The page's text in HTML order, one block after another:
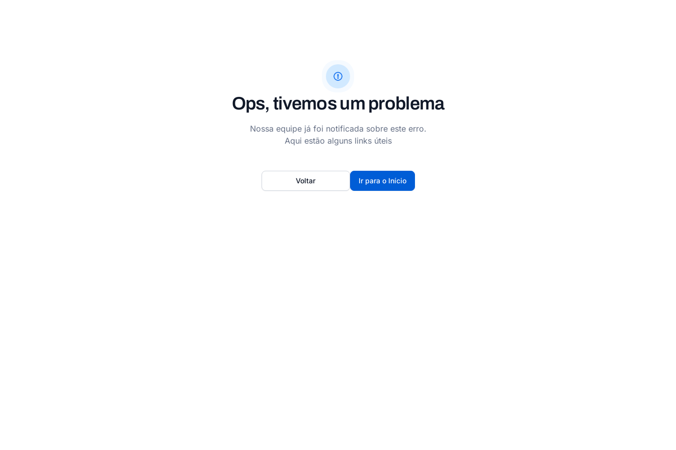
Ops, tivemos um problema
Nossa equipe já foi notificada sobre este erro.
Aqui estão alguns links úteis
Ir para o Início
Voltar